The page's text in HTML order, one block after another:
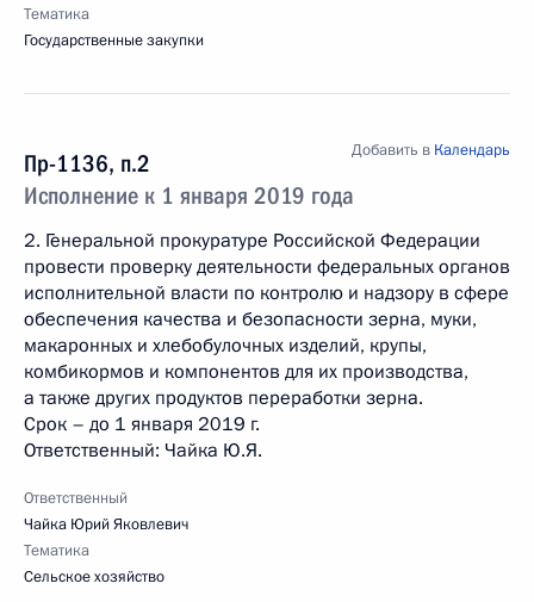
Тематика
Государственные закупки
Пр-1136, п.2
Исполнение к 1 января 2019 года
Добавить в Календарь
2. Генеральной прокуратуре Российской Федерации
провести проверку деятельности федеральных органов
исполнительной власти по контролю и надзору в сфере
обеспечения качества и безопасности зерна, муки,
макаронных и хлебобулочных изделий, крупы,
комбикормов и компонентов для их производства,
а также других продуктов переработки зерна.
Срок – до 1 января 2019 г.
Ответственный: Чайка Ю.Я.
Ответственный
Чайка Юрий Яковлевич
Тематика
Сельское хозяйство